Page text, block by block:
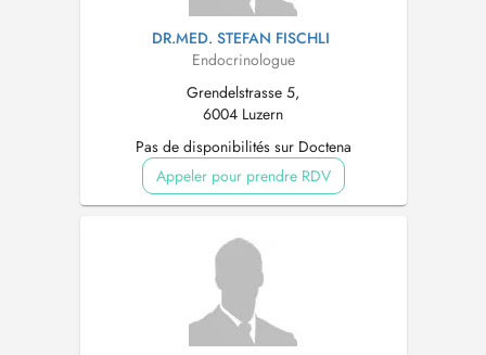
DR.MED. STEFAN FISCHLI
Endocrinologue
Grendelstrasse 5,
6004 Luzern
Pas de disponibilités sur Doctena
Appeler pour prendre RDV